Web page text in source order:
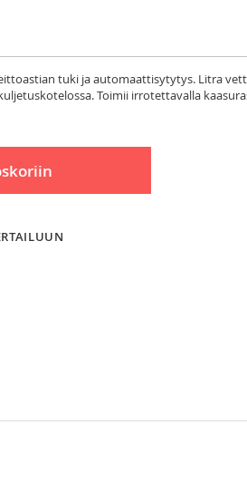
tuki ja automaattisytytys. Litra
Toimii irrotettavalla